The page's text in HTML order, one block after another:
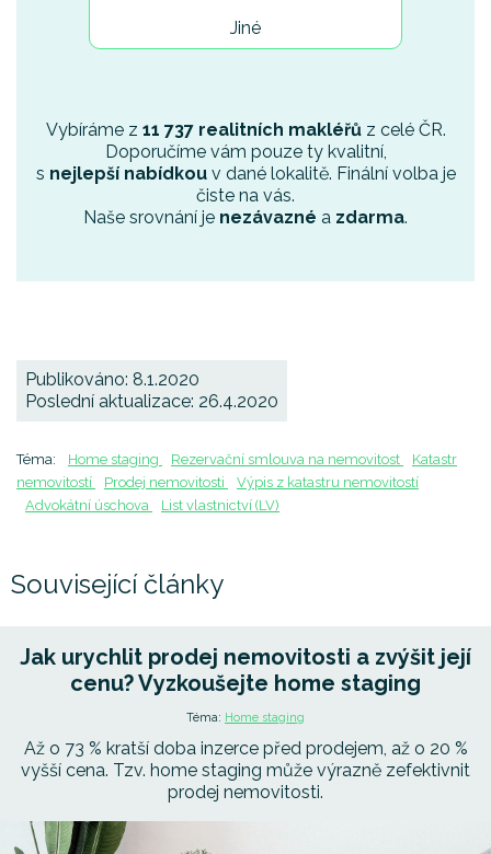
Jiné
Vybíráme z 11 737 realitních makléřůz celé ČR.
Doporučíme vám pouze ty kvalitní,
s nejlepší nabídkouv dané lokalitě. Finální volba je
čiste na vás.
Naše srovnání je nezávazné a zdarma.
Publikováno: 8.1.2020
Poslední aktualizace: 26.4.2020
Téma: Home staging Rezervační smlouva na nemovitost
Katastr
nemovitostí
Prodej nemovitosti
Výpis z katastru nemovitostí
Advokátní úschova
List vlastnictví (LV)
Související články
Jak urychlit prodej nemovitosti a zvýšit její
cenu? Vyzkoušejte home staging
Téma: Home staging
Až o 73 % kratší doba inzerce před prodejem, až o 20 %
vyšší cena. Tzv. home staging může výrazně zefektivnit
prodej nemovitosti.